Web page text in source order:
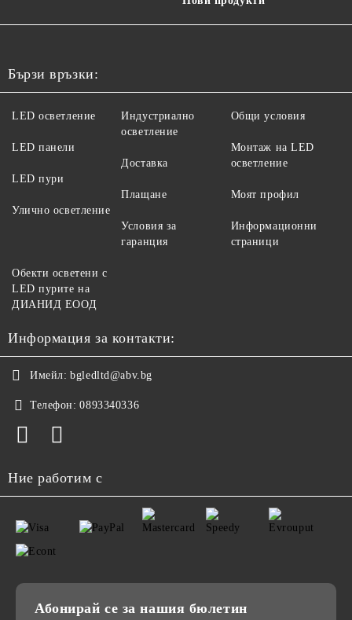
Бързи връзки:
LED осветление
LED панели
LED пури
Улично осветление
Индустриално
осветление
Доставка
Плащане
Условия за
гаранция
Общи условия
Монтаж на LED
осветление
Моят профил
Информационни
страници
Обекти осветени с
LED пурите на
ДИАНИД ЕООД
Информация за контакти:
Имейл: bgledltd@abv.bg
Телефон: 0893340336
Ние работим с
Абонирай се за нашия бюлетин